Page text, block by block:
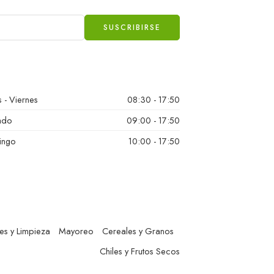
- Viernes
08:30 - 17:50
09:00 - 17:50
10:00 - 17:50
y Limpieza Mayoreo
Cereales y Granos
Chiles y Frutos Secos